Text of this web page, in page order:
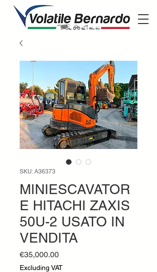
SKU: A36373
MINIESCAVATOR
E HITACHI ZAXIS
50U-2 USATO IN
VENDITA
€35,000.00Price
Excluding VAT